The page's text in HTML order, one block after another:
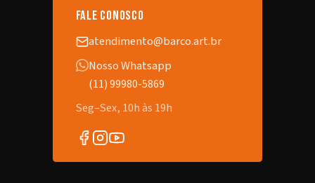
fale conosco
atendimento@barco.art.br
Nosso Whatsapp
(11) 99980-5869
Seg–Sex, 10h às 19h